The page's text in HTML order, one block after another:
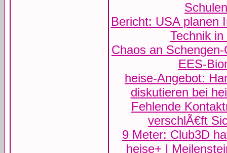
Bericht: USA
Technik
Chaos an
EES-
heise-Angebot:
diskutieren bei
Fehlende
verschlÃ€ft
9 Meter: Club3D
heise+ |